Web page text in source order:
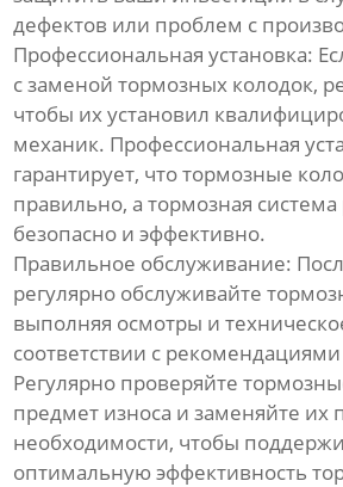
дефектов или проблем с
Профессиональная установка:
с заменойтормозных колодок,
чтобы их установил
механик. Профессиональная
гарантирует, чтотормозные
правильно, а тормозная система
безопасно и эффективно.
Правильное обслуживание:
регулярно обслуживайте
выполняя осмотры и
соответствии с
Регулярно проверяйте
предмет износа и заменяйте их
необходимости, чтобы
оптимальную эффективность